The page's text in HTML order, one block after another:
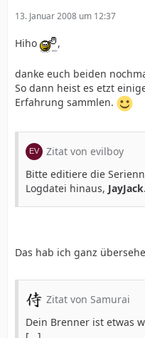
13. Januar 2008 um 12:37
Hiho ,
danke euch beiden
So dann heist es etzt
Erfahrung sammlen.
Zitat von evilboy
Bitte editiere die
Logdatei hinaus, JayJack.
Das hab ich ganz
Zitat von Samurai
Dein Brenner ist etwas